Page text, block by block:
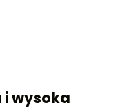
i wysoka